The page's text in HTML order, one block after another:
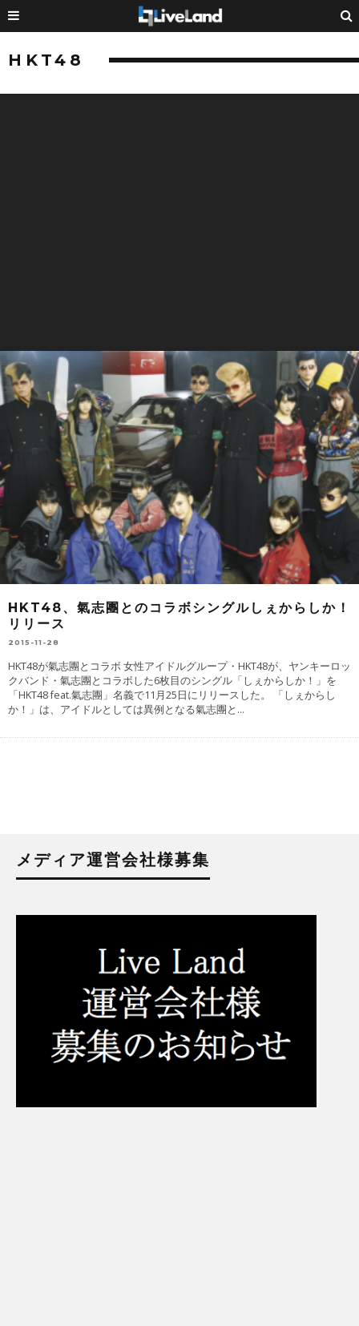
HKT48
HKT48、氣志團とのコラボシングルしぇからしか！
リリース
2015-11-28
HKT48が氣志團とコラボ 女性アイドルグループ・HKT48が、ヤンキーロッ
クバンド・氣志團とコラボした6枚目のシングル「しぇからしか！」を
「HKT48 feat.氣志團」名義で11月25日にリリースした。 「しぇからし
か！」は、アイドルとしては異例となる氣志團と ...
メディア運営会社様募集